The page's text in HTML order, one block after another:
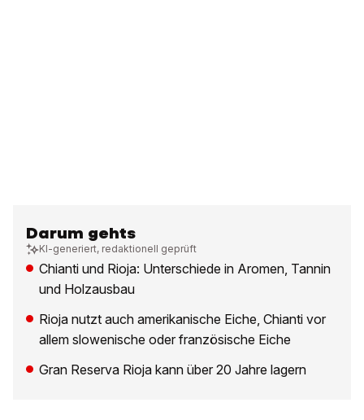
Darum gehts
KI-generiert, redaktionell geprüft
Chianti und Rioja: Unterschiede in Aromen, Tannin
und Holzausbau
Rioja nutzt auch amerikanische Eiche, Chianti vor
allem slowenische oder französische Eiche
Gran Reserva Rioja kann über 20 Jahre lagern